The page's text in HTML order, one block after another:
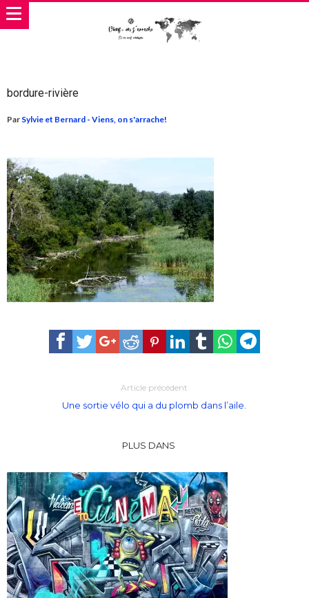
bordure-rivière
Par Sylvie et Bernard - Viens, on s'arrache!
Article précédent
Une sortie vélo qui a du plomb dans l’aile.
PLUS DANS